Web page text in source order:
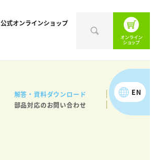
解答・資料ダウンロード
部品対応のお問い合わせ
公式オンラインショップ
EN